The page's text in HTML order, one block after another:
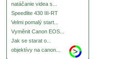
natáčanie videa s...
Speedlite 430 III-RT
Velmi pomalý start...
Vyměnit Canon EOS...
Jak se starat o...
objektívy na canon...